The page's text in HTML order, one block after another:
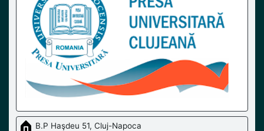
B.P Haşdeu 51, Cluj-Napoca